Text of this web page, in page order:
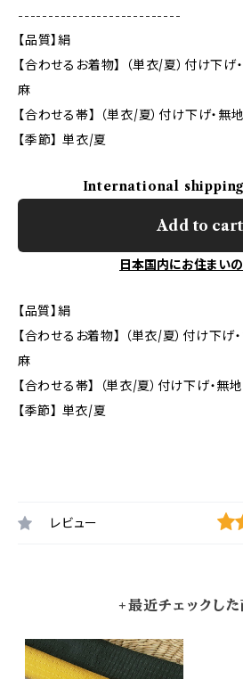
---------------------------
【品質】絹
【合わせるお着物】 （単衣/夏）付け下げ
麻
【合わせる帯】 （単衣/夏）付け下げ・無
【季節】 単衣/夏
International
Add to cart
日本国内にお住まい
【品質】絹
【合わせるお着物】 （単衣/夏）付け下げ・
麻
【合わせる帯】 （単衣/夏）付け下げ・無
【季節】 単衣/夏
レビュー
+最近チェックし